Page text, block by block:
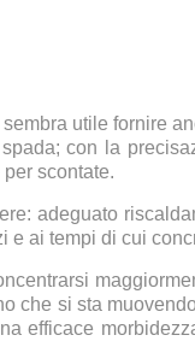
utile fornire
con la
scontate.
adeguato
e ai tempi di cui
che si sta
efficace